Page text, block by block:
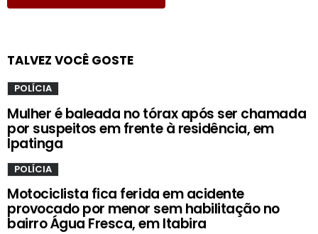
TALVEZ VOCÊ GOSTE
POLÍCIA
Mulher é baleada no tórax após ser chamada
por suspeitos em frente à residência, em
Ipatinga
POLÍCIA
Motociclista fica ferida em acidente
provocado por menor sem habilitação no
bairro Água Fresca, em Itabira